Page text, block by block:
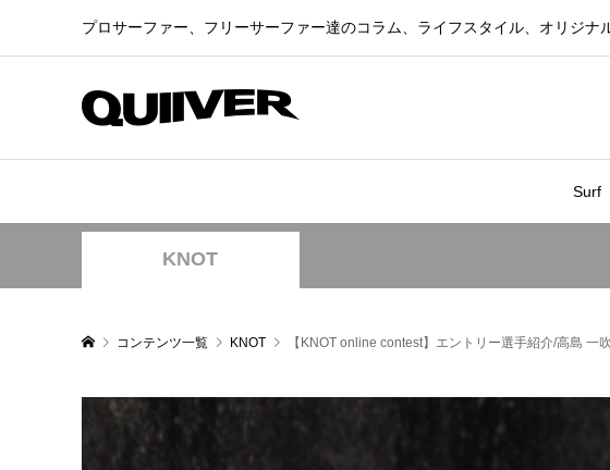
プロサーファー、フリーサーファー達のコラム、ライフスタイル、オリジ
Surf
KNOT
コンテンツ一覧 KNOT 【KNOT online contest】エントリー選手紹介/高島 一